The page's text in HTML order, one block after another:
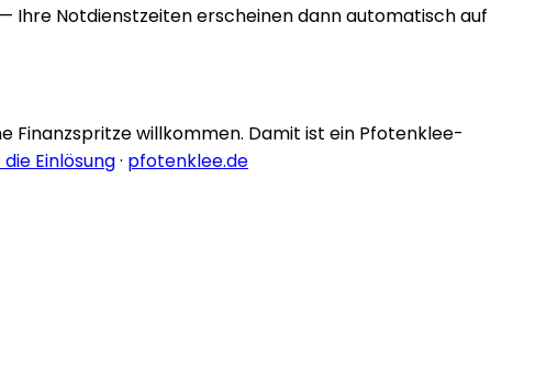
Ihre Notdienstzeiten erscheinen dann automatisch auf
Finanzspritze willkommen. Damit ist ein Pfotenklee-
Einlösung· pfotenklee.de